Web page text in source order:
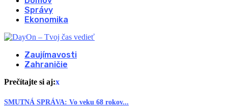
Správy
Ekonomika
Zaujímavosti
Zahraničie
Prečítajte si aj:x
SMUTNÁ SPRÁVA: Vo veku 68 rokov...